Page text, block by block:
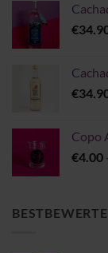
€
€
Copo
€4.00